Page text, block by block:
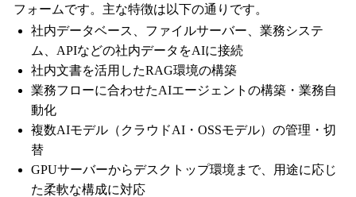
フォームです。主な特徴は以下の通りです。
社内データベース、ファイルサーバー、業務システ
ム、APIなどの社内データをAIに接続
社内文書を活用したRAG環境の構築
業務フローに合わせたAIエージェントの構築・業務自
動化
複数AIモデル（クラウドAI・OSSモデル）の管理・切
替
GPUサーバーからデスクトップ環境まで、用途に応じ
た柔軟な構成に対応